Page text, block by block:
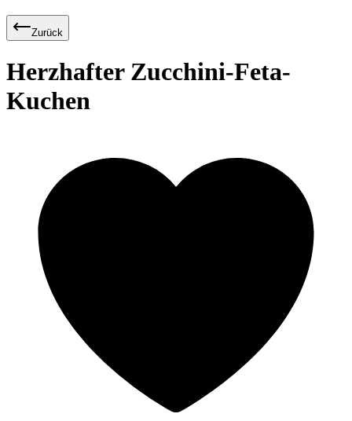
Zurück
Herzhafter Zucchini-Feta-
Kuchen